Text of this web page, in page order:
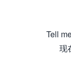
Tell
现